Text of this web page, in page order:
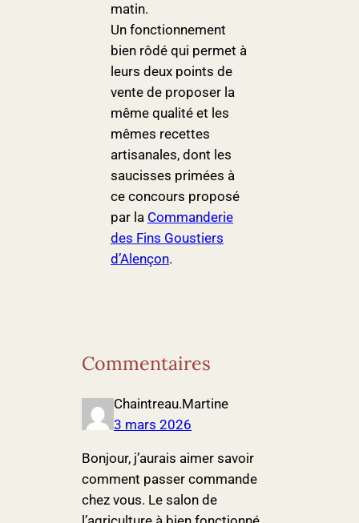
matin.
Un fonctionnement
bien rôdé qui permet à
leurs deux points de
vente de proposer la
même qualité et les
mêmes recettes
artisanales, dont les
saucisses primées à
ce concours proposé
par la Commanderie
des Fins Goustiers
d’Alençon.
Commentaires
Chaintreau.Martine
3 mars 2026
Bonjour, j’aurais aimer savoir
comment passer commande
chez vous. Le salon de